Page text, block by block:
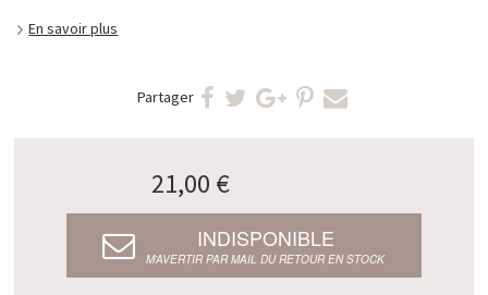
En savoir plus
Partager
21,00 €
INDISPONIBLE
M’AVERTIR PAR MAIL DU RETOUR EN STOCK